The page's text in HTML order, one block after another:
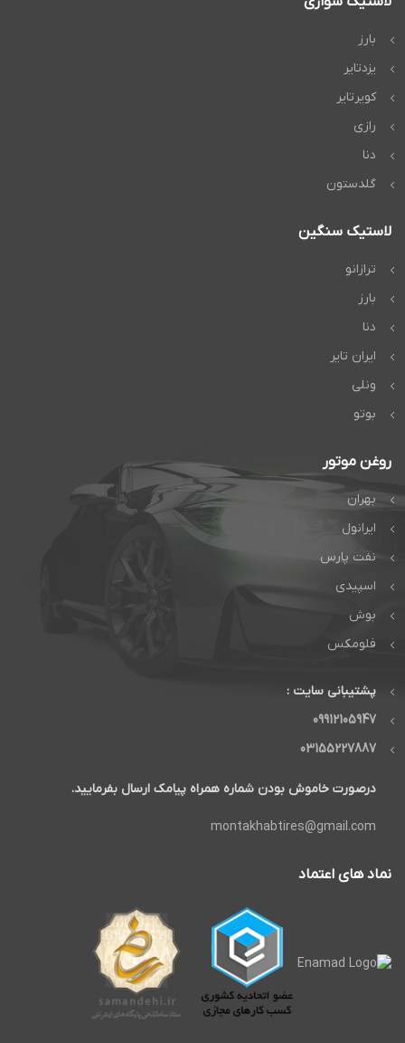
بارز
یزدتایر
کویرتایر
رازی
دنا
گلدستون
لاستیک سنگین
ترازانو
بارز
دنا
ایران تایر
ونلی
بوتو
روغن موتور
بهران
ایرانول
نفت پارس
اسپیدی
بوش
فلومکس
پشتیبانی سایت :
09912105947
03155227887
درصورت خاموش بودن شماره همراه پیامک ارسال بفرمایید.
montakhabtires@gmail.com
نماد های اعتماد